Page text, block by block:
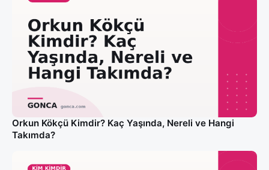
Orkun Kökçü Kimdir? Kaç Yaşında, Nereli ve Hangi
Takımda?